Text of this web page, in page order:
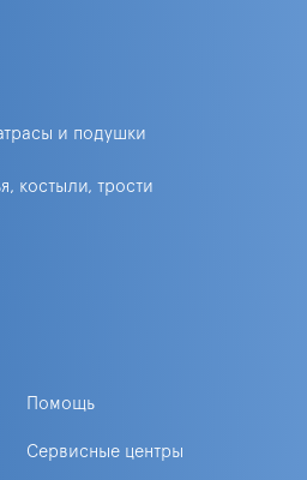
и подушки
костыли, трости
Помощь
Сервисные центры